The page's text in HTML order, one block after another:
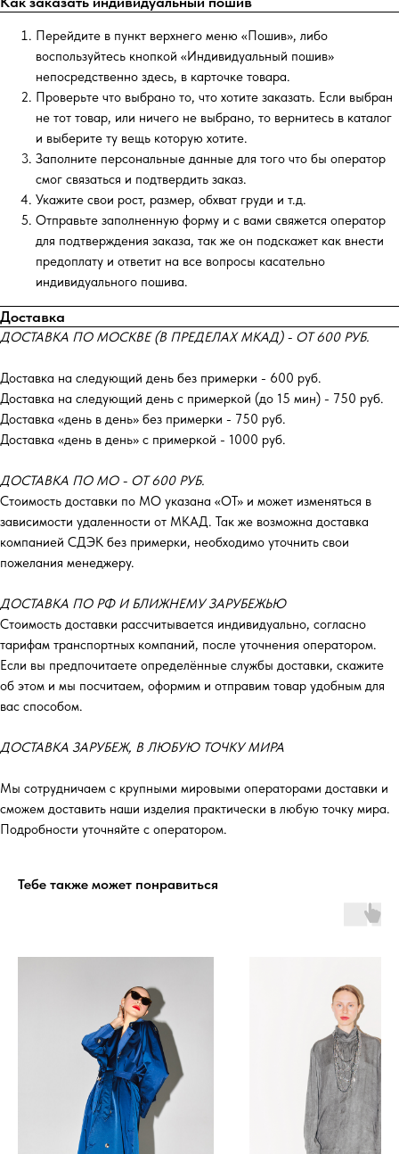
Перейдите в пункт верхнего меню «Пошив», либо
воспользуйтесь кнопкой «Индивидуальный пошив»
непосредственно здесь, в карточке товара.
Проверьте что выбрано то, что хотите заказать. Если выбран
не тот товар, или ничего не выбрано, то вернитесь в каталог
и выберите ту вещь которую хотите.
Заполните персональные данные для того что бы оператор
смог связаться и подтвердить заказ.
Укажите свои рост, размер, обхват груди и т.д.
Отправьте заполненную форму и с вами свяжется оператор
для подтверждения заказа, так же он подскажет как внести
предоплату и ответит на все вопросы касательно
индивидуального пошива.
Доставка
ДОСТАВКА ПО МОСКВЕ (В ПРЕДЕЛАХ МКАД) - ОТ 600 РУБ.
Доставка на следующий день без примерки - 600 руб.
Доставка на следующий день с примеркой (до 15 мин) - 750 руб.
Доставка «день в день» без примерки - 750 руб.
Доставка «день в день» с примеркой - 1000 руб.
ДОСТАВКА ПО МО - ОТ 600 РУБ.
Стоимость доставки по МО указана «ОТ»‎ и может изменяться в
зависимости удаленности от МКАД. Так же возможна доставка
компанией СДЭК без примерки, необходимо уточнить свои
пожелания менеджеру.
ДОСТАВКА ПО РФ И БЛИЖНЕМУ ЗАРУБЕЖЬЮ
Стоимость доставки рассчитывается индивидуально, согласно
тарифам транспортных компаний, после уточнения оператором.
Если вы предпочитаете определённые службы доставки, скажите
об этом и мы посчитаем, оформим и отправим товар удобным для
вас способом.
ДОСТАВКА ЗАРУБЕЖ, В ЛЮБУЮ ТОЧКУ МИРА
Мы сотрудничаем с крупными мировыми операторами доставки и
сможем доставить наши изделия практически в любую точку мира.
Подробности уточняйте с оператором.
Тебе также может понравиться